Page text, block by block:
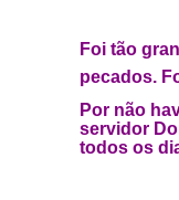
Foi tão
pecados.
Por não
servidor
todos os